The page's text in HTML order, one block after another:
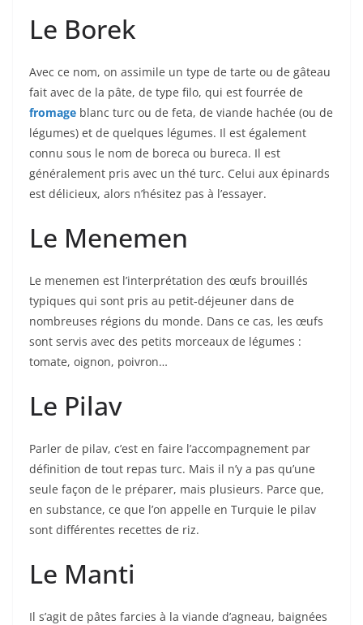
Le Borek
Avec ce nom, on assimile un type de tarte ou de gâteau
fait avec de la pâte, de type filo, qui est fourrée de
fromage blanc turc ou de feta, de viande hachée (ou de
légumes) et de quelques légumes. Il est également
connu sous le nom de boreca ou bureca. Il est
généralement pris avec un thé turc. Celui aux épinards
est délicieux, alors n’hésitez pas à l’essayer.
Le Menemen
Le menemen est l’interprétation des œufs brouillés
typiques qui sont pris au petit-déjeuner dans de
nombreuses régions du monde. Dans ce cas, les œufs
sont servis avec des petits morceaux de légumes :
tomate, oignon, poivron…
Le Pilav
Parler de pilav, c’est en faire l’accompagnement par
définition de tout repas turc. Mais il n’y a pas qu’une
seule façon de le préparer, mais plusieurs. Parce que,
en substance, ce que l’on appelle en Turquie le pilav
sont différentes recettes de riz.
Le Manti
Il s’agit de pâtes farcies à la viande d’agneau, baignées